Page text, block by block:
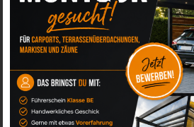
in Städten wie Münster,
Steinfurt, Telgte, Warendorf,
Hamm, Gütersloh, Bielefeld,
Aurich, Wilhelmshaven, Jever,
Wittmund steigt die Nachfrage
und langlebigen Carports aus
Warum ein Stahl Rundbogen